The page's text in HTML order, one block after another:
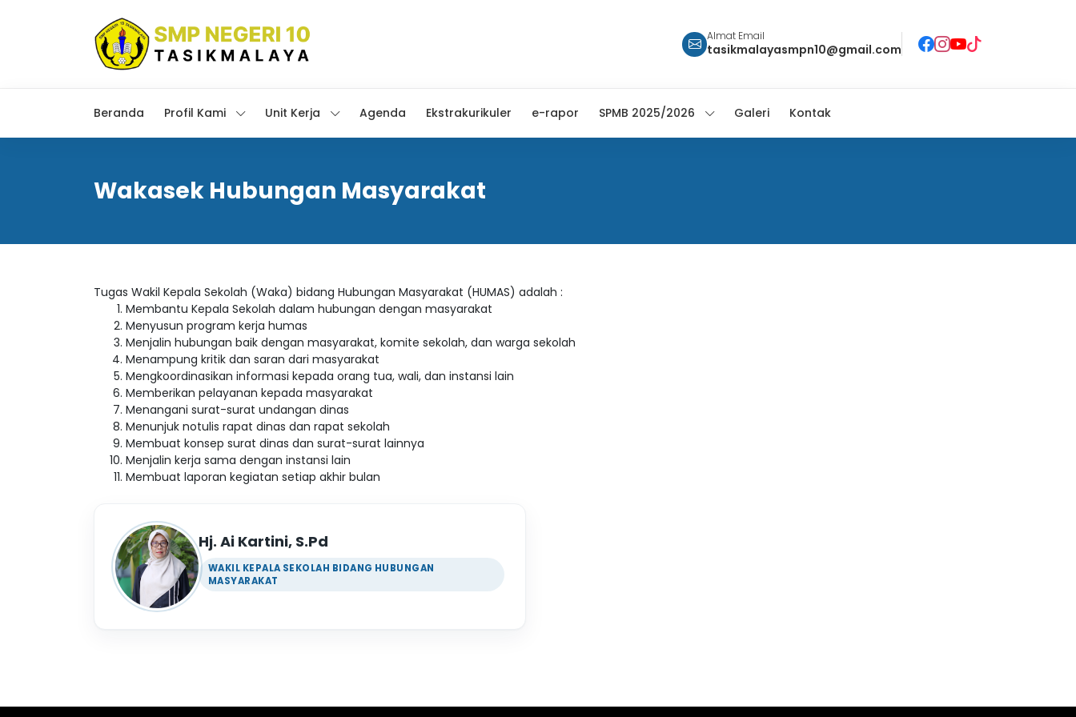
Almat Email
tasikmalayasmpn10@gmail.com
Beranda Profil Kami Unit Kerja Agenda Ekstrakurikuler e-rapor SPMB 2025/2026 Galeri Kontak
Wakasek Hubungan Masyarakat
Tugas Wakil Kepala Sekolah (Waka) bidang Hubungan Masyarakat (HUMAS) adalah :
Membantu Kepala Sekolah dalam hubungan dengan masyarakat
Menyusun program kerja humas
Menjalin hubungan baik dengan masyarakat, komite sekolah, dan warga sekolah
Menampung kritik dan saran dari masyarakat
Mengkoordinasikan informasi kepada orang tua, wali, dan instansi lain
Memberikan pelayanan kepada masyarakat
Menangani surat-surat undangan dinas
Menunjuk notulis rapat dinas dan rapat sekolah
Membuat konsep surat dinas dan surat-surat lainnya
Menjalin kerja sama dengan instansi lain
Membuat laporan kegiatan setiap akhir bulan
Hj. Ai Kartini, S.Pd
WAKIL KEPALA SEKOLAH BIDANG HUBUNGAN
MASYARAKAT